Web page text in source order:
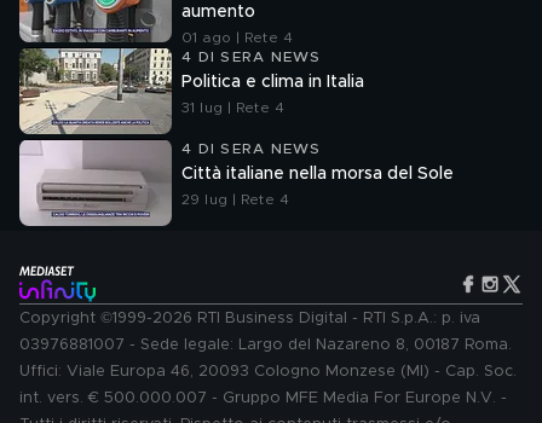
aumento
01 ago | Rete 4
4 DI SERA NEWS
Politica e clima in Italia
31 lug | Rete 4
4 DI SERA NEWS
Città italiane nella morsa del Sole
29 lug | Rete 4
Copyright ©1999-2026 RTI Business Digital - RTI S.p.A.: p. iva
03976881007 - Sede legale: Largo del Nazareno 8, 00187 Roma.
Uffici: Viale Europa 46, 20093 Cologno Monzese (MI) - Cap. Soc.
int. vers. € 500.000.007 - Gruppo MFE Media For Europe N.V. -